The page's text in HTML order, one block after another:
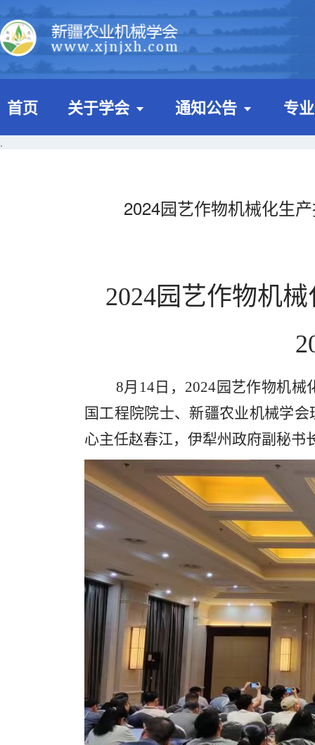
首页 关于学会 通知公告 专
.
2024园艺作物机械化生
2024园艺作物机
8月14日，2024园艺作物机
国工程院院士、新疆农业机械学
心主任赵春江，伊犁州政府副秘书